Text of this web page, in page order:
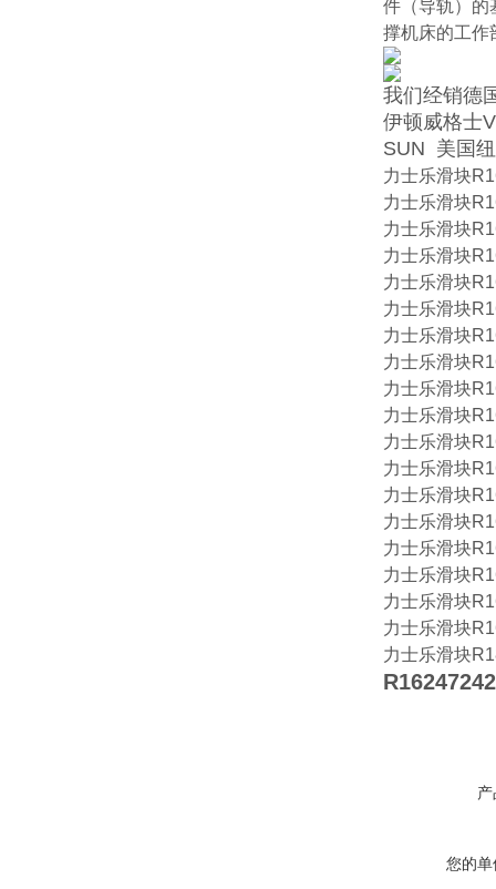
件（导轨）的
撑机床的工作
我们经销德
伊顿威格士
SUN 美国
力士乐滑块
力士乐滑块
力士乐滑块
力士乐滑块
力士乐滑块
力士乐滑块
力士乐滑块
力士乐滑块
力士乐滑块
力士乐滑块
力士乐滑块
力士乐滑块
力士乐滑块
力士乐滑块
力士乐滑块
力士乐滑块
力士乐滑块
力士乐滑块
力士乐滑块
您的